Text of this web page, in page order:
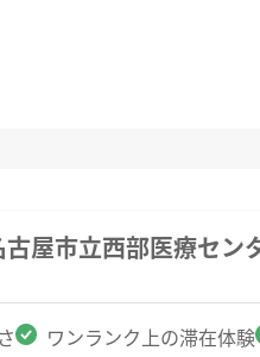
屋市立西部医療セ
ワンランク上の滞在体験